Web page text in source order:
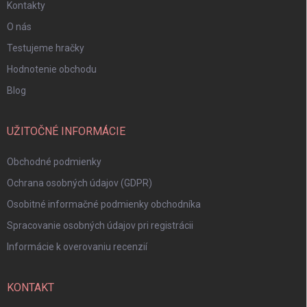
Kontakty
O nás
Testujeme hračky
Hodnotenie obchodu
Blog
UŽITOČNÉ INFORMÁCIE
Obchodné podmienky
Ochrana osobných údajov (GDPR)
Osobitné informačné podmienky obchodníka
Spracovanie osobných údajov pri registrácii
Informácie k overovaniu recenzií
KONTAKT